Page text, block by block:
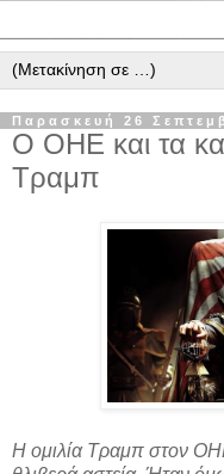
Παρασκευή 26
Ο ΟΗΕ και τα
Τραμπ
Η ομιλία Τραμπ στον